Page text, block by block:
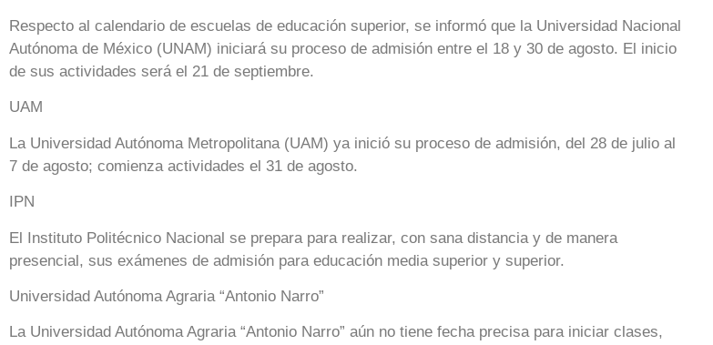
Respecto al calendario de escuelas de educación superior, se informó que la Universidad Nacional
Autónoma de México (UNAM) iniciará su proceso de admisión entre el 18 y 30 de agosto. El inicio
de sus actividades será el 21 de septiembre.
UAM
La Universidad Autónoma Metropolitana (UAM) ya inició su proceso de admisión, del 28 de julio al
7 de agosto; comienza actividades el 31 de agosto.
IPN
El Instituto Politécnico Nacional se prepara para realizar, con sana distancia y de manera
presencial, sus exámenes de admisión para educación media superior y superior.
Universidad Autónoma Agraria “Antonio Narro”
La Universidad Autónoma Agraria “Antonio Narro” aún no tiene fecha precisa para iniciar clases,